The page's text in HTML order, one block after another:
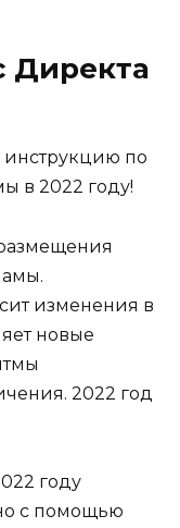
Директа
инструкцию по
в 2022 году!
изменения в
новые
2022 год
году
с помощью